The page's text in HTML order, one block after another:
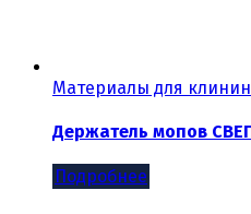
Материалы для
Держатель мопов
Подробнее